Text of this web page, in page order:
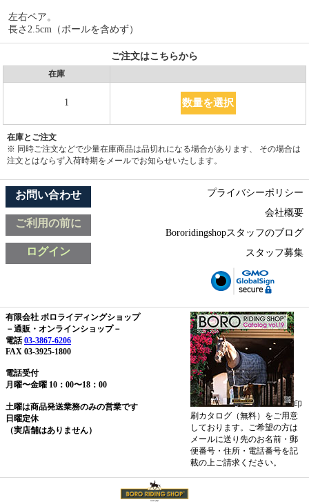
左右ペア。
長さ2.5cm（ボールを含めず）
ご注文はこちらから
在庫
1 数量を選択
在庫とご注文
※ 同時ご注文などで少量在庫商品は品切れになる場合があります、 その場合は
注文とはならず入荷時期をメールでお知らせいたします。
お問い合わせ
ご利用の前に
ログイン
プライバシーポリシー
会社概要
Bororidingshopスタッフのブログ
スタッフ募集
有限会社 ボロライディングショップ
－通販・オンラインショップ－
電話03-3867-6206
FAX 03-3925-1800
電話受付
月曜〜金曜 10：00〜18：00
土曜は商品発送業務のみの営業です
日曜定休
（実店舗はありません）
印
刷カタログ（無料）をご用意
しております。ご希望の方は
メールに送り先のお名前・郵
便番号・住所・電話番号を記
載の上ご請求ください。